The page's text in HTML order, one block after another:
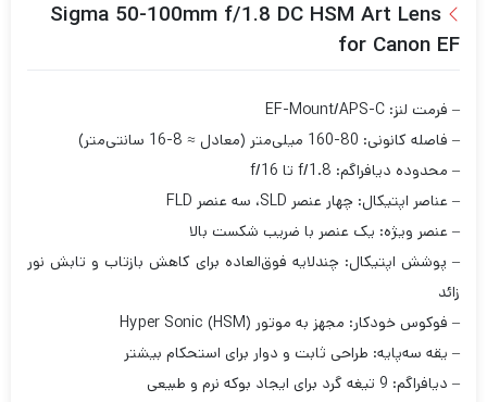
Sigma 50-100mm f/1.8 DC HSM Art Lens
for Canon EF
– فرمت لنز: EF-Mount/APS-C
– فاصله کانونی: 80-160 میلی‌متر (معادل ≈ 8-16 سانتی‌متر)
– محدوده دیافراگم: f/1.8 تا f/16
– عناصر اپتیکال: چهار عنصر SLD، سه عنصر FLD
– عنصر ویژه: یک عنصر با ضریب شکست بالا
– پوشش اپتیکال: چندلایه فوق‌العاده برای کاهش بازتاب و تابش نور
زائد
– فوکوس خودکار: مجهز به موتور Hyper Sonic (HSM)
– یقه سه‌پایه: طراحی ثابت و دوار برای استحکام بیشتر
– دیافراگم: 9 تیغه گرد برای ایجاد بوکه نرم و طبیعی